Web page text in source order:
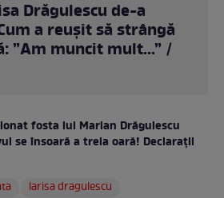
Drăgulescu de-a
a reușit să strângă
”Am muncit mult...” /
fosta lui Marian Drăgulescu
se însoară a treia oară! Declarații
larisa dragulescu